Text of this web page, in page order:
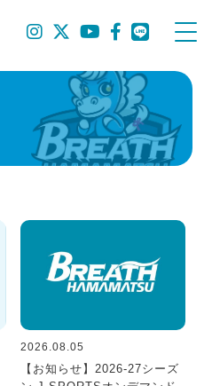
2026.08.05
【お知らせ】2026-27シーズ